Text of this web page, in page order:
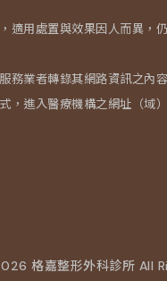
適用處置與效果因人而異，
務業者轉錄其網路資訊之內
，進入醫療機構之網址（域
格嘉整形外科診所 All